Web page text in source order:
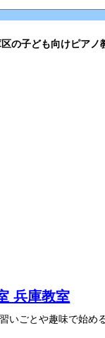
の子ども向けピアノ
兵庫教室
いごとや趣味で始め